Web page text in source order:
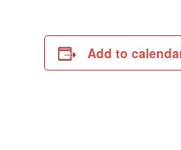
Add to